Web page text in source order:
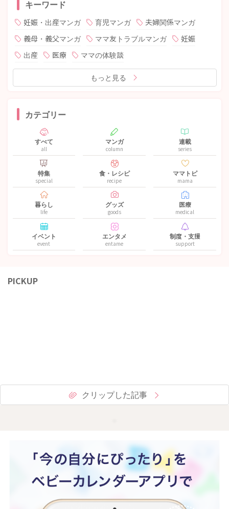
キーワード
妊娠・出産マンガ 育児マンガ
夫婦関係マンガ
義母・義父マンガ
ママ友トラブルマンガ
妊娠
出産
医療 ママの体験談
もっと見る
カテゴリー
すべて
all
マンガ
column
連載
series
特集
special
食・レシピ
recipe
ママトピ
mama
暮らし
life
グッズ
goods
医療
medical
イベント
event
エンタメ
entame
制度・支援
support
PICKUP
クリップした記事